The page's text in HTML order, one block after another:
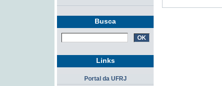
Busca
Links
Portal da UFRJ